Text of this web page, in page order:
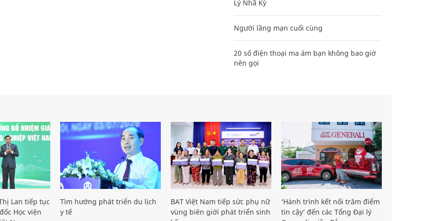
Lý Nhã Kỳ
Người lãng mạn cuối cùng
20 số điện thoại ma ám bạn không bao giờ
nên gọi
Lan tiếp tục
Học viện
Tìm hướng phát triển du lịch
y tế
BAT Việt Nam tiếp sức phụ nữ
vùng biên giới phát triển sinh
‘Hành trình kết nối trăm điểm
tin cậy’ đến các Tổng Đại lý